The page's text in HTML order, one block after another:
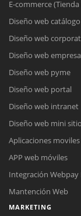
E-commerce
Diseño web catálogo
Diseño web
Diseño web empresa
Diseño web pyme
Diseño web portal
Diseño web intranet
Diseño web mini
Aplicaciones moviles
APP web móviles
Integración Webpay
Mantención Web
MARKETING